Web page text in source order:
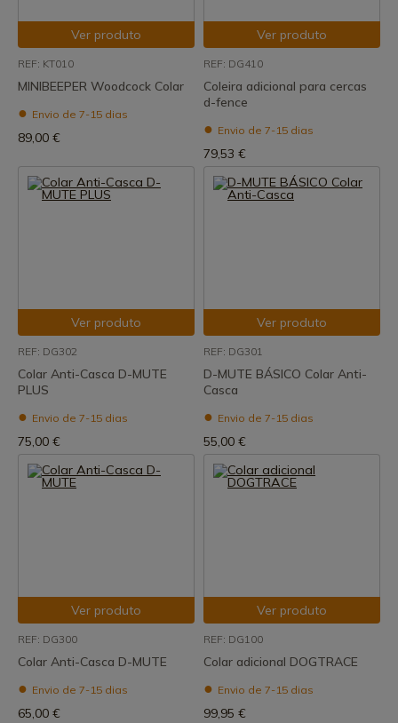
Ver produto
REF: KT010
MINIBEEPER Woodcock Colar
Envio de 7-15 dias
89,00 €
Ver produto
REF: DG410
Coleira adicional para cercas
d-fence
Envio de 7-15 dias
79,53 €
Ver produto
REF: DG302
Colar Anti-Casca D-MUTE
PLUS
Envio de 7-15 dias
75,00 €
Ver produto
REF: DG301
D-MUTE BÁSICO Colar Anti-
Casca
Envio de 7-15 dias
55,00 €
Ver produto
REF: DG300
Colar Anti-Casca D-MUTE
Envio de 7-15 dias
65,00 €
Ver produto
REF: DG100
Colar adicional DOGTRACE
Envio de 7-15 dias
99,95 €